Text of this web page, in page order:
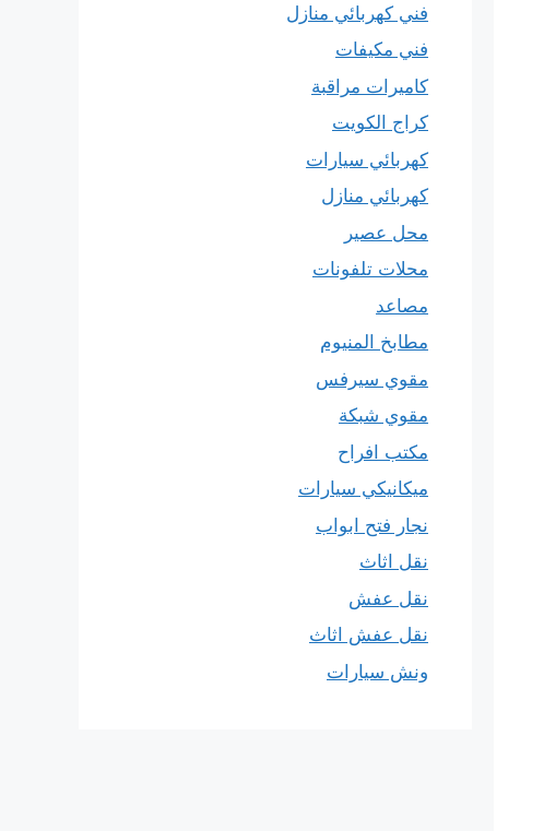
فني كهربائي منازل
فني مكيفات
كاميرات مراقبة
كراج الكويت
كهربائي سيارات
كهربائي منازل
محل عصير
محلات تلفونات
مصاعد
مطابخ المنيوم
مقوي سيرفس
مقوي شبكة
مكتب افراح
ميكانيكي سيارات
نجار فتح ابواب
نقل اثاث
نقل عفش
نقل عفش اثاث
ونش سيارات